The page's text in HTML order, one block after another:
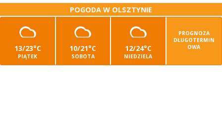
POGODA W OLSZTYNIE
13/23°C
PIĄTEK
10/21°C
SOBOTA
12/24°C
NIEDZIELA
PROGNOZA
DŁUGOTERMIN
OWA